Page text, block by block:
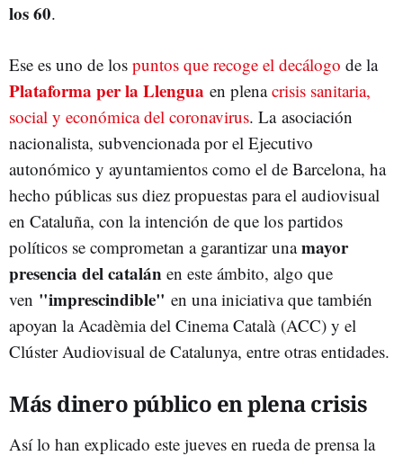
los 60.
Ese es uno de los puntos que recoge el decálogo de la
Plataforma per la Llengua en plenacrisis sanitaria,
social y económica del coronavirus. La asociación
nacionalista, subvencionada por el Ejecutivo
autonómico y ayuntamientos como el de Barcelona, ha
hecho públicas sus diez propuestas para el audiovisual
en Cataluña, con la intención de que los partidos
políticos se comprometan a garantizar unamayor
presencia del catalán en este ámbito, algo que
ven "imprescindible" en una iniciativa que también
apoyan la Acadèmia del Cinema Català (ACC) y el
Clúster Audiovisual de Catalunya, entre otras entidades.
Más dinero público en plena crisis
Así lo han explicado este jueves en rueda de prensa la